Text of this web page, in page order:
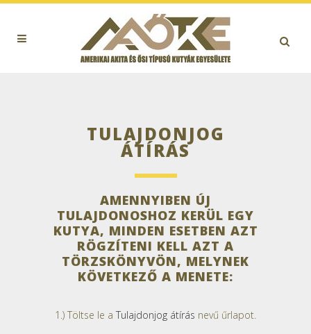
TULAJDONJOG
ÁTÍRÁS
AMENNYIBEN ÚJ
TULAJDONOSHOZ KERÜL EGY
KUTYA, MINDEN ESETBEN AZT
RÖGZÍTENI KELL AZT A
TÖRZSKÖNYVÖN, MELYNEK
KÖVETKEZŐ A MENETE:
1.) Töltse le a Tulajdonjog átírás nevű űrlapot.